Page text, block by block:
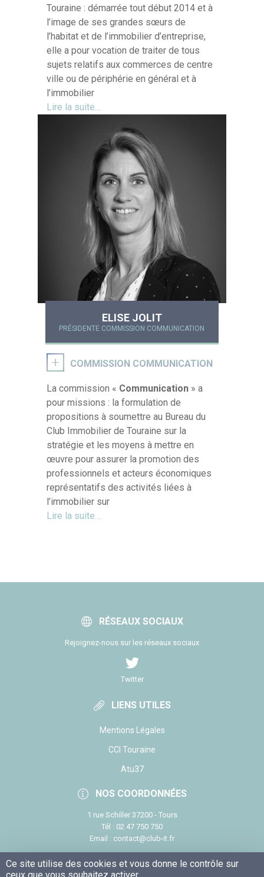
Touraine : démarrée tout début 2014 et à
l’image de ses grandes sœurs de
l’habitat et de l’immobilier d’entreprise,
elle a pour vocation de traiter de tous
sujets relatifs aux commerces de centre
ville ou de périphérie en général et à
l’immobilier
Lire la suite…
ELISE JOLIT
PRÉSIDENTE COMMISSION COMMUNICATION
COMMISSION COMMUNICATION
La commission « Communication » a
pour missions : la formulation de
propositions à soumettre au Bureau du
Club Immobilier de Touraine sur la
stratégie et les moyens à mettre en
œuvre pour assurer la promotion des
professionnels et acteurs économiques
représentatifs des activités liées à
l’immobilier sur
Lire la suite…
RÉSEAUX SOCIAUX
Rejoignez-nous sur les réseaux sociaux
Twitter
LIENS UTILES
Mentions Légales
CCI Touraine
Atu37
NOS COORDONNÉES
1 rue Schiller 37200 - Tours
Tél : 02 47 750 750
Email : contact@club-it.fr
Ce site utilise des cookies et vous donne le contrôle sur